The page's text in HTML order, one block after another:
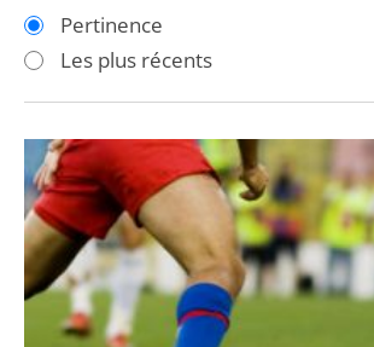
les
filtres
après
les
filtres
avant
Pertinence
Les plus récents
BFM
TV
n’était
pas
autorisée